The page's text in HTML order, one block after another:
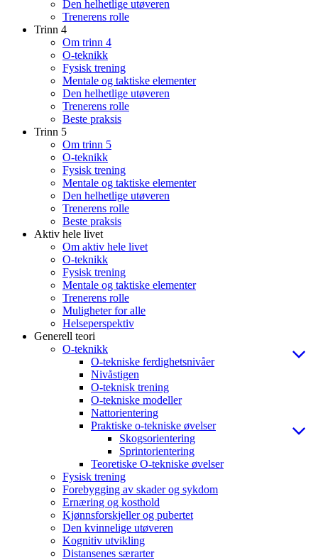
Den helhetlige utøveren
Trenerens rolle
Trinn 4
Om trinn 4
O-teknikk
Fysisk trening
Mentale og taktiske elementer
Den helhetlige utøveren
Trenerens rolle
Beste praksis
Trinn 5
Om trinn 5
O-teknikk
Fysisk trening
Mentale og taktiske elementer
Den helhetlige utøveren
Trenerens rolle
Beste praksis
Aktiv hele livet
Om aktiv hele livet
O-teknikk
Fysisk trening
Mentale og taktiske elementer
Trenerens rolle
Muligheter for alle
Helseperspektiv
Generell teori
O-teknikk
O-tekniske ferdighetsnivåer
Nivåstigen
O-teknisk trening
O-tekniske modeller
Nattorientering
Praktiske o-tekniske øvelser
Skogsorientering
Sprintorientering
Teoretiske O-tekniske øvelser
Fysisk trening
Forebygging av skader og sykdom
Ernæring og kosthold
Kjønnsforskjeller og pubertet
Den kvinnelige utøveren
Kognitiv utvikling
Distansenes særarter